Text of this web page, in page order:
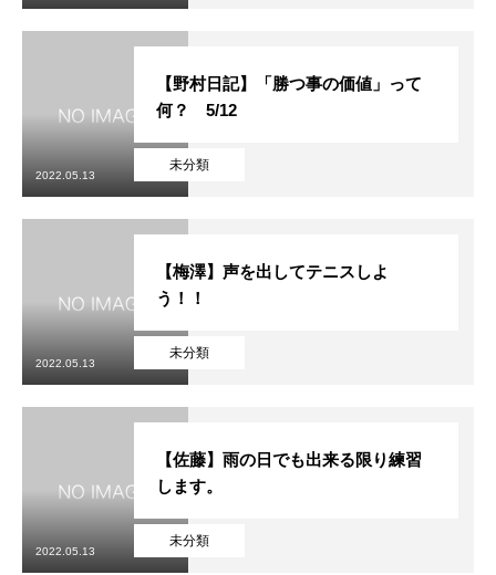
未分類
【野村日記】「勝つ事の価値」って
何？ 5/12
2022.05.13
未分類
【梅澤】声を出してテニスしよ
う！！
2022.05.13
未分類
【佐藤】雨の日でも出来る限り練習
します。
2022.05.13